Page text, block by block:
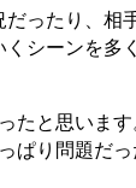
ったり、相
シーンを多
たと思いま
り問題だっ